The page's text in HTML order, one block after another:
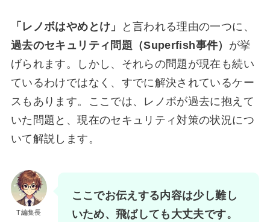
「レノボはやめとけ」
と言われる理由の一つに、
過去のセキュリティ問題（Superfish事件） が挙
げられます。しかし、それらの問題が現在も続い
ているわけではなく、すでに解決されているケー
スもあります。ここでは、レノボが過去に抱えて
いた問題と、現在のセキュリティ対策の状況につ
いて解説します。
T編集長
ここでお伝えする内容は少し難し
いため、飛ばしても大丈夫です。